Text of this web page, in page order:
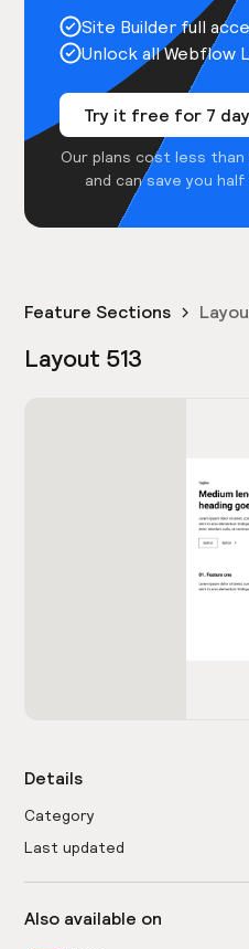
Site Builder full
Unlock all Webflow
Try it free for 7
Our plans cost less
and can save you
Feature Sections
Layout 513
Details
Category
Last updated
Also available on